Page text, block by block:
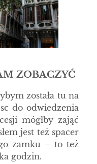
ZOBACZYĆ
została tu na
do odwiedzenia
mógłby zająć
jest też spacer
zamku – to też
godzin.